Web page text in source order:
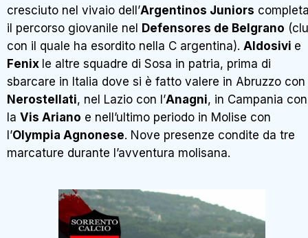
cresciuto nel vivaio dell’Argentinos Juniors
il percorso giovanile nel Defensores de Belgrano
con il quale ha esordito nella C argentina). Aldosivi e
Fenix le altre squadre di Sosa in patria, prima di
sbarcare in Italia dove si è fatto valere in Abruzzo con
Nerostellati, nel Lazio con l’Anagni, in Campania con
la Vis Ariano e nell’ultimo periodo in Molise con
l’Olympia Agnonese. Nove presenze condite da tre
marcature durante l’avventura molisana.